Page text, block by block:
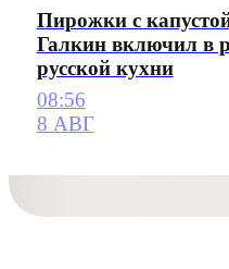
Пирожки с
Галкин включил в
русской кухни
08:56
8 АВГ